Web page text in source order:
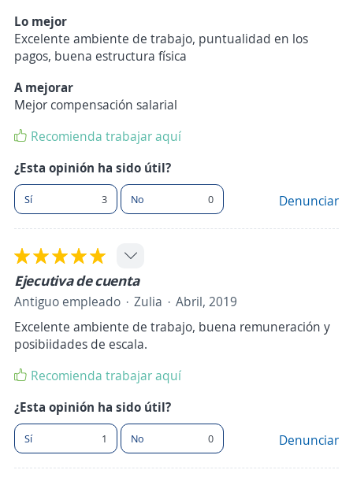
Lo mejor
Excelente ambiente de trabajo, puntualidad en los
pagos, buena estructura física
A mejorar
Mejor compensación salarial
Recomienda trabajar aquí
¿Esta opinión ha sido útil?
Sí 3 No 0 Denunciar
Ejecutiva de cuenta
Antiguo empleado Zulia
Abril, 2019
Excelente ambiente de trabajo, buena remuneración y
posibiidades de escala.
Recomienda trabajar aquí
¿Esta opinión ha sido útil?
Sí 1 No 0 Denunciar